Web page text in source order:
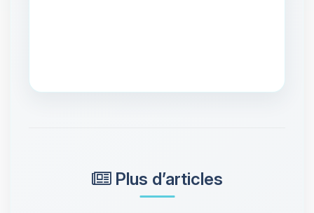
Plus d’articles